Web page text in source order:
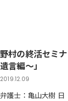
野村の終活セミ
遺言編～」
2019.12.09
弁護士：亀山大樹